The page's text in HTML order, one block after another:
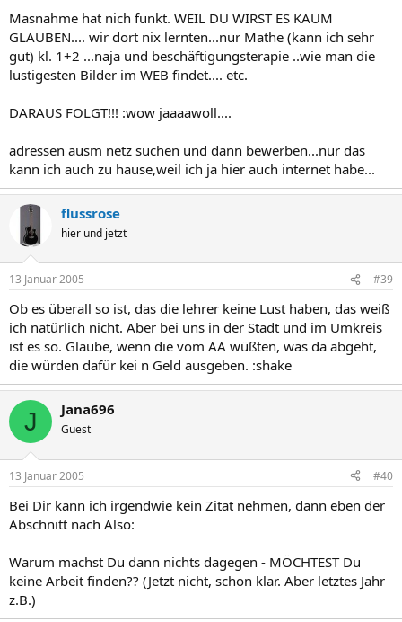
Masnahme hat nich funkt. WEIL DU WIRST ES KAUM
GLAUBEN.... wir dort nix lernten...nur Mathe (kann ich sehr
gut) kl. 1+2 ...naja und beschäftigungsterapie ..wie man die
lustigesten Bilder im WEB findet.... etc.
DARAUS FOLGT!!! :wow jaaaawoll....
adressen ausm netz suchen und dann bewerben...nur das
kann ich auch zu hause,weil ich ja hier auch internet habe...
flussrose
hier und jetzt
13 Januar 2005 #39
Ob es überall so ist, das die lehrer keine Lust haben, das weiß
ich natürlich nicht. Aber bei uns in der Stadt und im Umkreis
ist es so. Glaube, wenn die vom AA wüßten, was da abgeht,
die würden dafür kei n Geld ausgeben. :shake
J Jana696
Guest
13 Januar 2005 #40
Bei Dir kann ich irgendwie kein Zitat nehmen, dann eben der
Abschnitt nach Also:
Warum machst Du dann nichts dagegen - MÖCHTEST Du
keine Arbeit finden?? (Jetzt nicht, schon klar. Aber letztes Jahr
z.B.)